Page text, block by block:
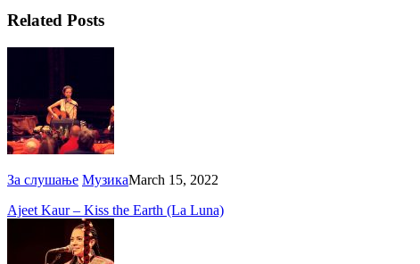
Related Posts
За слушање МузикаMarch 15, 2022
Ajeet Kaur – Kiss the Earth (La Luna)